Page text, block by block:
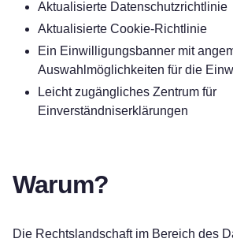
Aktualisierte Datenschutzrichtlinie
Aktualisierte Cookie-Richtlinie
Ein Einwilligungsbanner mit
Auswahlmöglichkeiten für die
Leicht zugängliches Zentrum für
Einverständniserklärungen
Warum?
Die Rechtslandschaft im Bereich des